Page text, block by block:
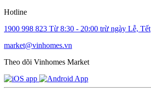
Hotline
1900 998 823 Từ 8:30 - 20:00 trừ ngày Lễ, Tết
market@vinhomes.vn
Theo dõi Vinhomes Market